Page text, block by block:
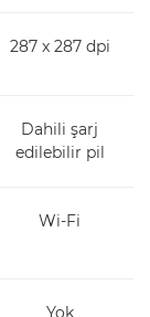
287 x 287 dpi
Dahili şarj
edilebilir pil
Wi-Fi
Yok